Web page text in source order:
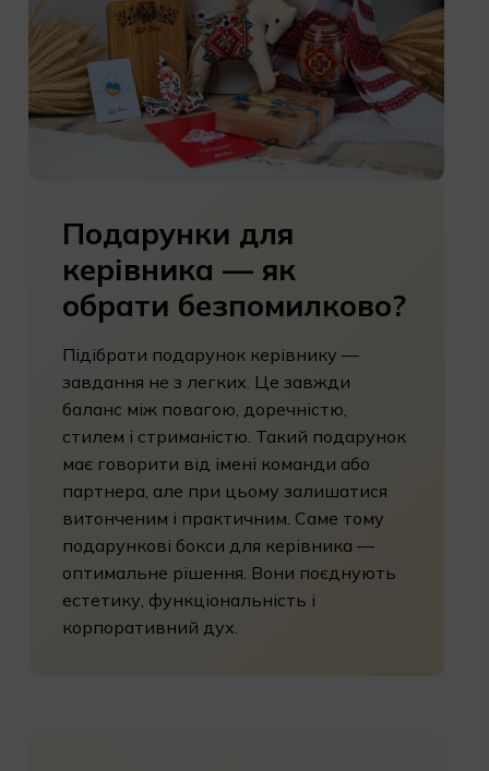
Подарунки для
керівника — як
обрати безпомилково?
Підібрати подарунок керівнику —
завдання не з легких. Це завжди
баланс між повагою, доречністю,
стилем і стриманістю. Такий подарунок
має говорити від імені команди або
партнера, але при цьому залишатися
витонченим і практичним. Саме тому
подарункові бокси для керівника —
оптимальне рішення. Вони поєднують
естетику, функціональність і
корпоративний дух.